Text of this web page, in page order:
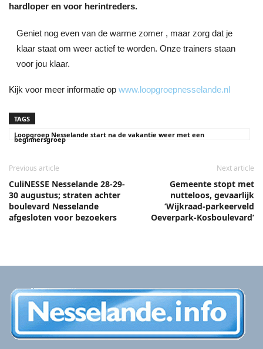
hardloper en voor herintreders.
Geniet nog even van de warme zomer , maar zorg dat je
klaar staat om weer actief te worden. Onze trainers staan
voor jou klaar.
Kijk voor meer informatie op www.loopgroepnesselande.nl
TAGS
Loopgroep Nesselande start na de vakantie weer met een
beginnersgroep
Previous article
CuliNESSE Nesselande 28-29-
30 augustus; straten achter
boulevard Nesselande
afgesloten voor bezoekers
Next article
Gemeente stopt met
nutteloos, gevaarlijk
‘Wijkraad-parkeerveld
Oeverpark-Kosboulevard’